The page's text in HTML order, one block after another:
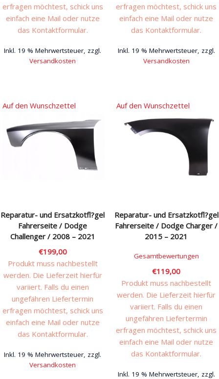
erfragen möchtest, schick uns
einfach eine Mail oder nutze
das Kontaktformular.
Inkl. 19 % Mehrwertsteuer, zzgl.
Versandkosten
erfragen möchtest, schick uns
einfach eine Mail oder nutze
das Kontaktformular.
Inkl. 19 % Mehrwertsteuer, zzgl.
Versandkosten
Reparatur- und Ersatzkotfl?gel
Fahrerseite / Dodge
Challenger / 2008 – 2021
€199,00
Produkt muss nachbestellt
werden. Die Lieferzeit hierfür
variiert. Falls du einen
ungefähren Liefertermin
erfragen möchtest, schick uns
einfach eine Mail oder nutze
das Kontaktformular.
Inkl. 19 % Mehrwertsteuer, zzgl.
Versandkosten
Auf den Wunschzettel
Reparatur- und Ersatzkotfl?gel
Fahrerseite / Dodge Charger /
2015 – 2021
Gesamtbewertungen
€119,00
Produkt muss nachbestellt
werden. Die Lieferzeit hierfür
variiert. Falls du einen
ungefähren Liefertermin
erfragen möchtest, schick uns
einfach eine Mail oder nutze
das Kontaktformular.
Inkl. 19 % Mehrwertsteuer, zzgl.
Auf den Wunschzettel